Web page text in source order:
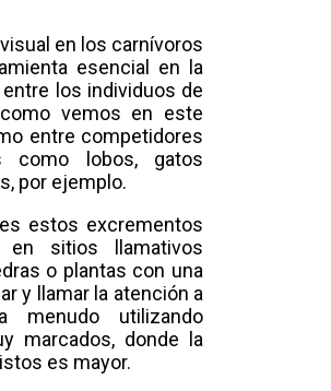
en los carnívoros
esencial en la
los individuos de
vemos en este
entre competidores
como lobos, gatos
por ejemplo.
estos excrementos
en sitios llamativos
o plantas con una
y llamar la atención a
menudo utilizando
marcados, donde la
es mayor.